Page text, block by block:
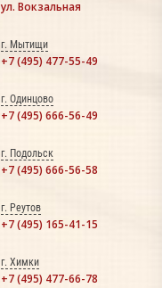
ул. Вокзальная
г. Мытищи
+7 (495) 477-55-49
г. Одинцово
+7 (495) 666-56-49
г. Подольск
+7 (495) 666-56-58
г. Реутов
+7 (495) 165-41-15
г. Химки
+7 (495) 477-66-78